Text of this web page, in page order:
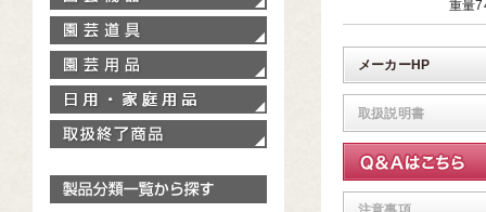
重量
メーカーHP
取扱説明書
取扱終了商品
製品分類一覧から探す